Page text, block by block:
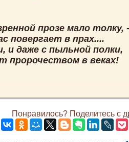
прозе мало толку, -
повергает в прах....
и даже с пыльной полки,
пророчеством в веках!
Понравилось? Поделитесь с